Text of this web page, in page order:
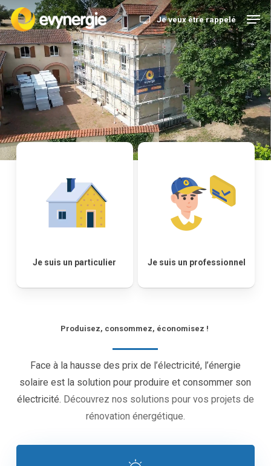
Skip
to
main
content
Je veux être rappelé
Je suis un particulier Je suis un professionnel
Produisez, consommez, économisez !
Face à la hausse des prix de l’électricité, l’énergie
solaire est la solution pour produire et consommer son
électricité. Découvrez nos solutions pour vos projets de
rénovation énergétique.